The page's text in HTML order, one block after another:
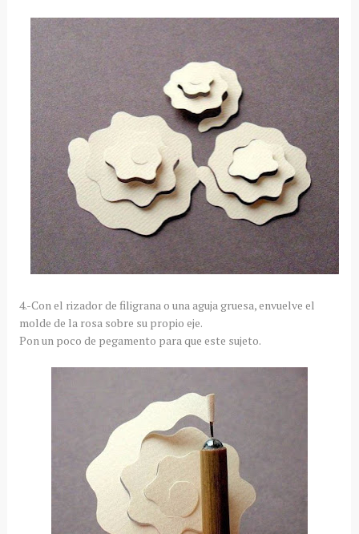
4.-Con el rizador de filigrana o una aguja gruesa, envuelve el
molde de la rosa sobre su propio eje.
Pon un poco de pegamento para que este sujeto.